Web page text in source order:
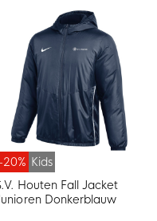
20% Kids
Houten Fall Jacket
Donkerblauw